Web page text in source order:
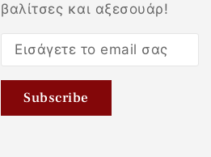
βαλίτσες και αξεσουάρ!